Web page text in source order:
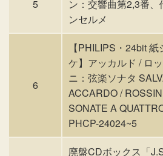
5
ン：交響曲第2,3番
ンセルメ
6
【PHILIPS・24bit 紙
ケ】アッカルド / ロ
ニ：弦楽ソナタ
ACCARDO /
SONATE A
PHCP-24024~5
廃盤CDボックス「